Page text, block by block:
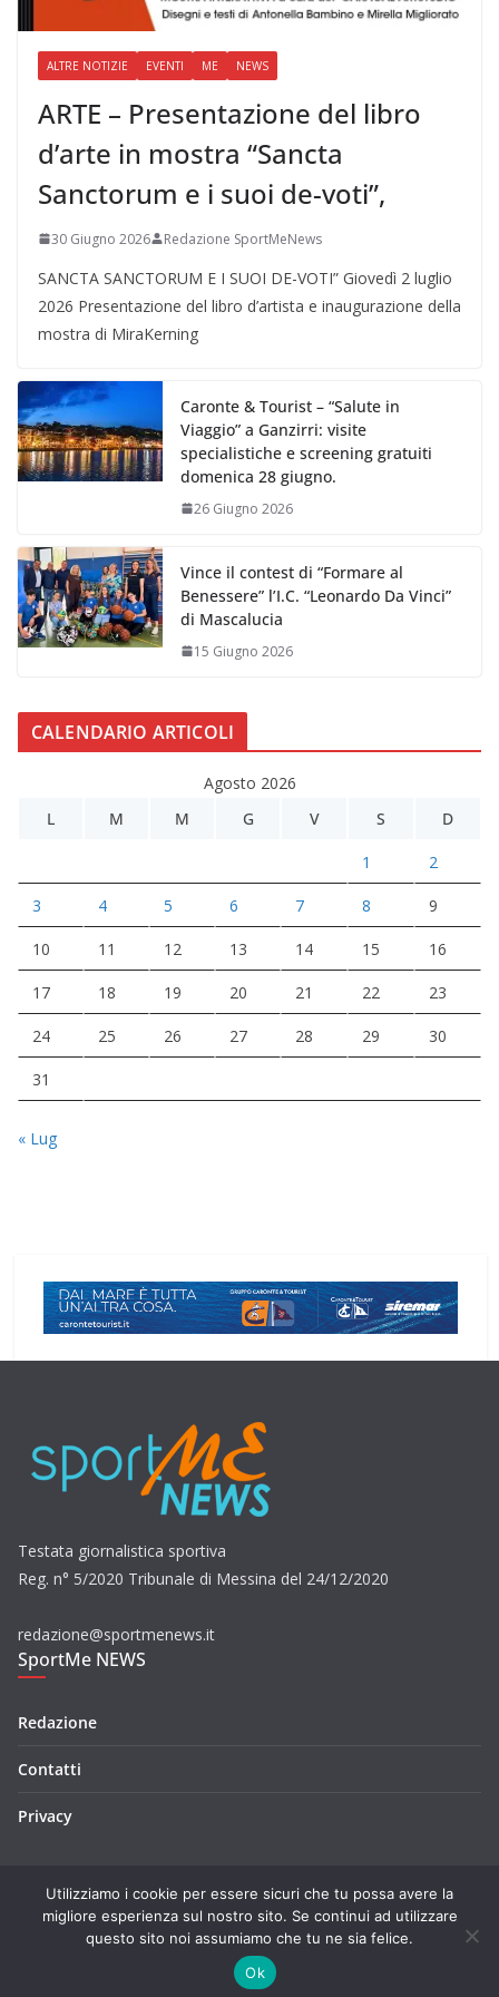
ALTRE NOTIZIE EVENTI ME NEWS
ARTE – Presentazione del libro
d’arte in mostra “Sancta
Sanctorum e i suoi de-voti”,
30 Giugno 2026 Redazione SportMeNews
SANCTA SANCTORUM E I SUOI DE-VOTI” Giovedì 2 luglio
2026 Presentazione del libro d’artista e inaugurazione della
mostra di MiraKerning
Caronte & Tourist – “Salute in
Viaggio” a Ganzirri: visite
specialistiche e screening gratuiti
domenica 28 giugno.
26 Giugno 2026
Vince il contest di “Formare al
Benessere” l’I.C. “Leonardo Da Vinci”
di Mascalucia
15 Giugno 2026
CALENDARIO ARTICOLI
Agosto 2026
L
M M G V S D
1 2
3 4 5 6 7 8 9
10 11 12 13 14 15 16
17 18 19 20 21 22 23
24 25 26 27 28 29 30
31
« Lug
Testata giornalistica sportiva
Reg. n° 5/2020 Tribunale di Messina del 24/12/2020
redazione@sportmenews.it
SportMe NEWS
Redazione
Contatti
Privacy
Copyright © 2026SportMe NEWS. Tutti i diritti riservati.
di ThemeGrill. Powered by
Utilizziamo i cookie per essere sicuri che tu possa avere la
migliore esperienza sul nostro sito. Se continui ad utilizzare
questo sito noi assumiamo che tu ne sia felice.
Ok